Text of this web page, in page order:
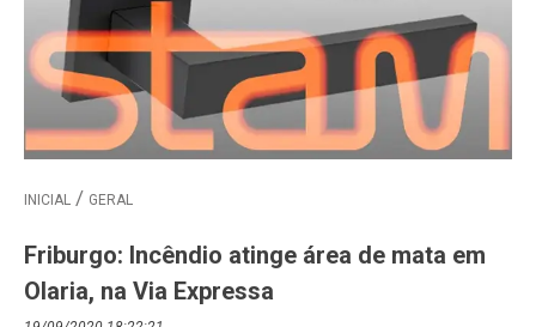
INICIAL GERAL
Friburgo: Incêndio atinge área de mata em
Olaria, na Via Expressa